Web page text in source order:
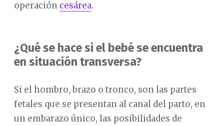
operación cesárea.
¿Qué se hace si el bebé se encuentra
en situación transversa?
Si el hombro, brazo o tronco, son las partes
fetales que se presentan al canal del parto, en
un embarazo único, las posibilidades de